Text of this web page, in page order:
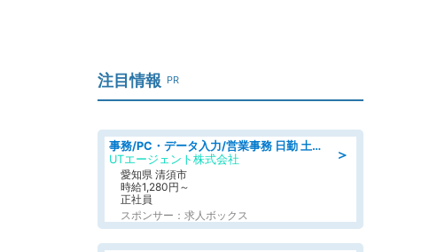
注目情報 PR
＞
事務/PC・データ入力/営業事務 日勤 土日休み 残業少なめ 車通勤OK 総合事務
UTエージェント株式会社
愛知県 清須市
時給1,280円～
正社員
スポンサー：求人ボックス